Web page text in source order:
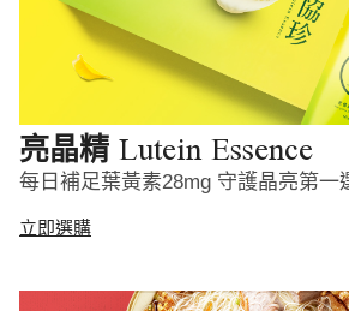
亮晶精 Lutein Essence
每日補足葉黃素28mg 守護晶亮第一
立即選購